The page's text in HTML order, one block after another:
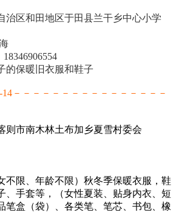
治区和田地区于田县兰干乡中心小学
的保暖旧衣服和鞋子
14－－－－－－－－－－－－－－－－
则市南木林土布加乡夏雪村委会
不限、年龄不限）秋冬季保暖衣服，鞋
、手套等，（女性夏装、贴身内衣、短
笔盒（袋）、各类笔、笔芯、书包、橡